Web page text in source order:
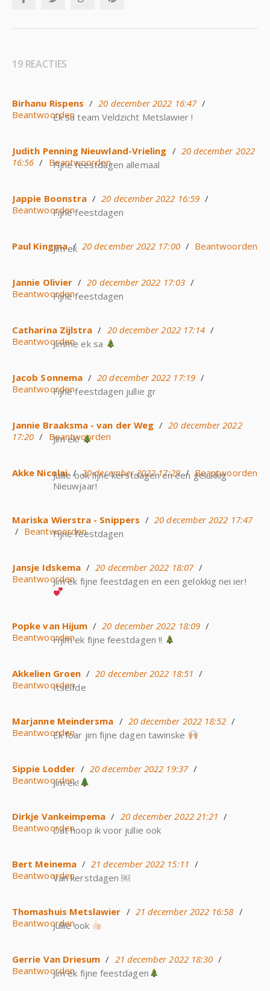
19 REACTIES
Birhanu Rispens / 20 december 2022 16:47 /
BeantwoordenEk sa team Veldzicht Metslawier !
Judith Penning Nieuwland-Vrieling / 20 december 2022
16:56 / Beantwoorden
Fijne feestdagen allemaal
Jappie Boonstra / 20 december 2022 16:59 /
BeantwoordenFijne feestdagen
Paul Kingma / 20 december 2022 17:00 / Beantwoorden
Jim ek
Jannie Olivier / 20 december 2022 17:03 /
BeantwoordenFijne feestdagen
Catharina Zijlstra / 20 december 2022 17:14 /
BeantwoordenJimme ek sa
Jacob Sonnema / 20 december 2022 17:19 /
BeantwoordenFijne feestdagen jullie gr
Jannie Braaksma - van der Weg / 20 december 2022
17:20 / Beantwoorden
Jim ek!
Akke Nicolai / 20 december 2022 17:29 / Beantwoorden
Jullie ook fijne kerstdagen en een gelukkig
Nieuwjaar!
Mariska Wierstra - Snippers / 20 december 2022 17:47
/ Beantwoorden
Fijne feestdagen
Jansje Idskema / 20 december 2022 18:07 /
BeantwoordenJim ek fijne feestdagen en een gelokkig nei ier!
Popke van Hijum / 20 december 2022 18:09 /
BeantwoordenHjim ek fijne feestdagen !!
Akkelien Groen / 20 december 2022 18:51 /
Beantwoorden
Itselfde
Marjanne Meindersma / 20 december 2022 18:52 /
BeantwoordenEk foar jim fijne dagen tawinske
Sippie Lodder / 20 december 2022 19:37 /
Beantwoorden
Jim ek!
Dirkje Vankeimpema / 20 december 2022 21:21 /
BeantwoordenDat hoop ik voor jullie ook
Bert Meinema / 21 december 2022 15:11 /
BeantwoordenVan kerstdagen ￼
Thomashuis Metslawier / 21 december 2022 16:58 /
Beantwoorden
Jullie ook
Gerrie Van Driesum / 21 december 2022 18:30 /
BeantwoordenJim ek fijne feestdagen